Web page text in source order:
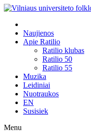
Naujienos
Apie Ratilio
Ratilio klubas
Ratilio 50
Ratilio 55
Muzika
Leidiniai
Nuotraukos
EN
Susisiek
Menu